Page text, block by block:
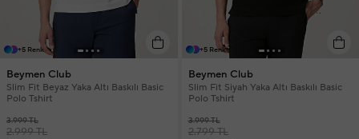
+5 Renk
Beymen Club
Slim Fit Beyaz Yaka Altı Baskılı Basic
Polo Tshirt
3.999 TL
2.999 TL
+5 Renk
Beymen Club
Slim Fit Siyah Yaka Altı Baskılı Basic
Polo Tshirt
3.999 TL
2.799 TL